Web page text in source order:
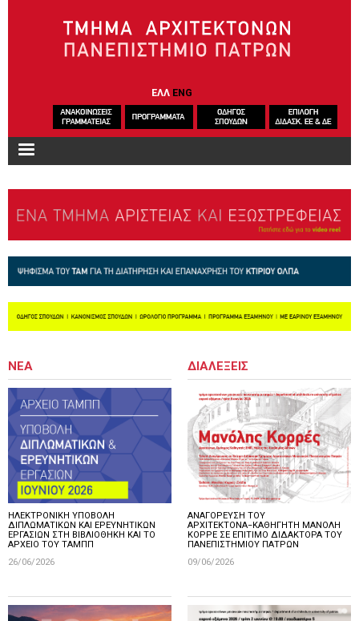
ΕΛΛ ENG
ΝΕΑ
ΗΛΕΚΤΡΟΝΙΚΗ ΥΠΟΒΟΛΗ
ΔΙΠΛΩΜΑΤΙΚΩΝ ΚΑΙ ΕΡΕΥΝΗΤΙΚΩΝ
ΕΡΓΑΣΙΩΝ ΣΤΗ ΒΙΒΛΙΟΘΗΚΗ ΚΑΙ ΤΟ
ΑΡΧΕΙΟ ΤΟΥ ΤΑΜΠΠ
26/06/2026
ΔΙΑΛΕΞΕΙΣ
ΑΝΑΓΟΡΕΥΣΗ ΤΟΥ
ΑΡΧΙΤΕΚΤΟΝΑ−ΚΑΘΗΓΗΤΗ ΜΑΝΟΛΗ
ΚΟΡΡΕ ΣΕ ΕΠΙΤΙΜΟ ΔΙΔΑΚΤΟΡΑ ΤΟΥ
ΠΑΝΕΠΙΣΤΗΜΙΟΥ ΠΑΤΡΩΝ
09/06/2026